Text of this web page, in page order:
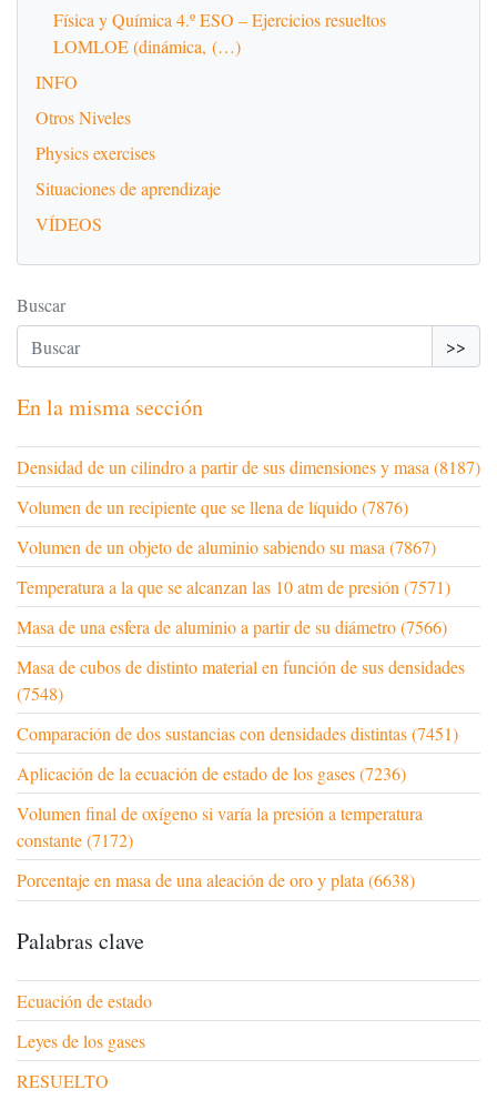
Física y Química 4.º ESO – Ejercicios resueltos
LOMLOE (dinámica, (…)
INFO
Otros Niveles
Physics exercises
Situaciones de aprendizaje
VÍDEOS
Buscar
>>
En la misma sección
Densidad de un cilindro a partir de sus dimensiones y masa (8187)
Volumen de un recipiente que se llena de líquido (7876)
Volumen de un objeto de aluminio sabiendo su masa (7867)
Temperatura a la que se alcanzan las 10 atm de presión (7571)
Masa de una esfera de aluminio a partir de su diámetro (7566)
Masa de cubos de distinto material en función de sus densidades
(7548)
Comparación de dos sustancias con densidades distintas (7451)
Aplicación de la ecuación de estado de los gases (7236)
Volumen final de oxígeno si varía la presión a temperatura
constante (7172)
Porcentaje en masa de una aleación de oro y plata (6638)
Palabras clave
Ecuación de estado
Leyes de los gases
RESUELTO